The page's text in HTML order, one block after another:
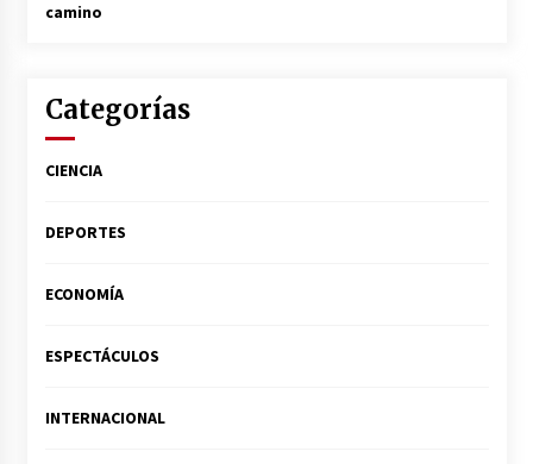
camino
Categorías
CIENCIA
DEPORTES
ECONOMÍA
ESPECTÁCULOS
INTERNACIONAL